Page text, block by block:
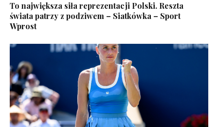
To największa siła reprezentacji Polski. Reszta
świata patrzy z podziwem – Siatkówka – Sport
Wprost